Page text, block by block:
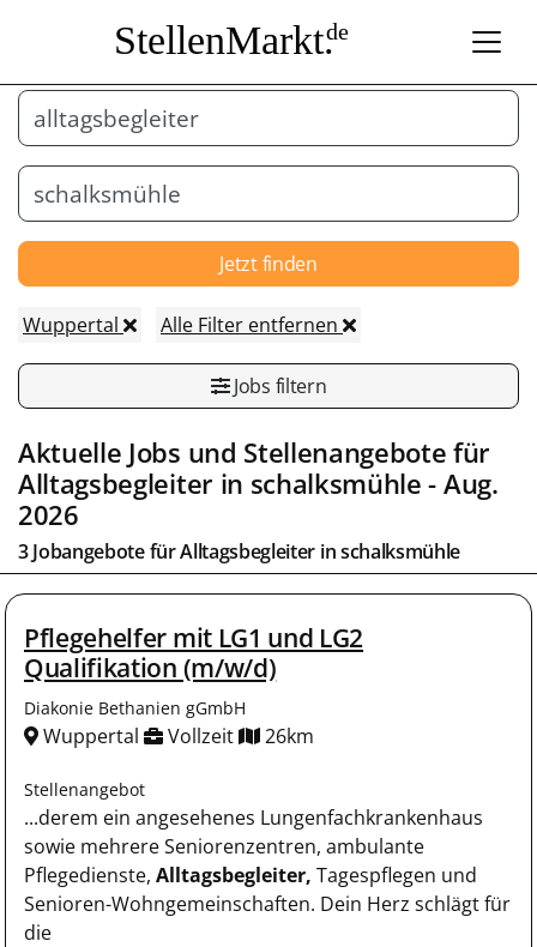
StellenMarkt.de
Jetzt finden
Wuppertal Alle Filter entfernen
Jobs filtern
Aktuelle Jobs und Stellenangebote für
Alltagsbegleiter in schalksmühle- Aug.
2026
3 Jobangebote fürAlltagsbegleiter inschalksmühle
Pflegehelfer mit LG1 und LG2
Qualifikation (m/w/d)
Diakonie Bethanien gGmbH
Wuppertal Vollzeit 26km
Stellenangebot
...derem ein angesehenes Lungenfachkrankenhaus
sowie mehrere Seniorenzentren, ambulante
Pflegedienste, Alltagsbegleiter, Tagespflegen und
Senioren-Wohngemeinschaften. Dein Herz schlägt für
die